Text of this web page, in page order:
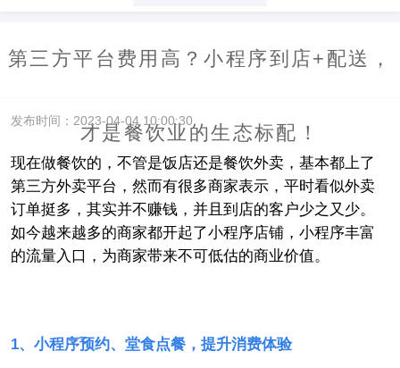
第三方平台费用高？小程序到店+配送，
才是餐饮业的生态标配！
发布时间：2023-04-04 10:00:30
现在做餐饮的，不管是饭店还是餐饮外卖，基本都上了
第三方外卖平台，然而有很多商家表示，平时看似外卖
订单挺多，其实并不赚钱，并且到店的客户少之又少。
如今越来越多的商家都开起了小程序店铺，小程序丰富
的流量入口，为商家带来不可低估的商业价值。
1、小程序预约、堂食点餐，提升消费体验